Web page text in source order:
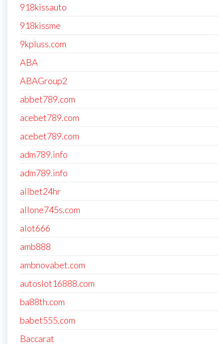
918kissauto
918kissme
9kpluss.com
ABA
ABAGroup2
abbet789.com
acebet789.com
acebet789.com
adm789.info
adm789.info
allbet24hr
allone745s.com
alot666
amb888
ambnovabet.com
autoslot16888.com
ba88th.com
babet555.com
Baccarat